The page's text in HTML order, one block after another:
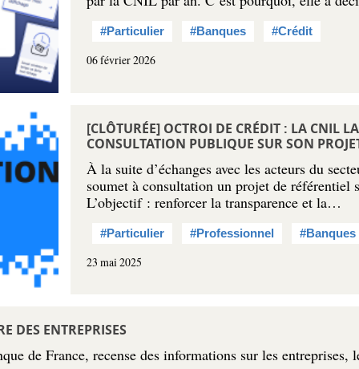
#Particulier #Banques #Crédit
06 février 2026
[CLÔTURÉE] OCTROI DE CRÉDIT : LA CNIL
CONSULTATION PUBLIQUE SUR SON
À la suite d’échanges avec les acteurs du
soumet à consultation un projet de référentiel
L’objectif : renforcer la transparence et la…
#Particulier #Professionnel #Banques
23 mai 2025
DES ENTREPRISES
de France, recense des informations sur les entreprises,